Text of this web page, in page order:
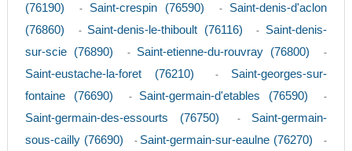
(76190)
- Saint-crespin (76590) - Saint-denis-d'aclon
(76860)
- Saint-denis-le-thiboult (76116) - Saint-denis-
sur-scie (76890)
- Saint-etienne-du-rouvray (76800) -
Saint-eustache-la-foret (76210) - Saint-georges-sur-
fontaine (76690)
- Saint-germain-d'etables (76590) -
Saint-germain-des-essourts (76750) - Saint-germain-
sous-cailly (76690)
- Saint-germain-sur-eaulne (76270) -